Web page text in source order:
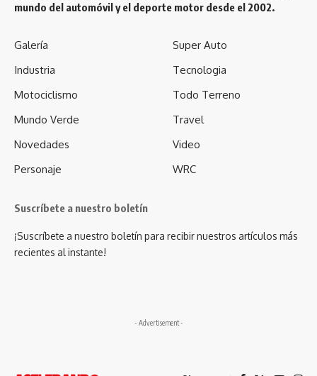
mundo del automóvil y el deporte motor desde el 2002.
Galería
Industria
Motociclismo
Mundo Verde
Novedades
Personaje
Super Auto
Tecnologia
Todo Terreno
Travel
Video
WRC
Suscríbete a nuestro boletín
¡Suscríbete a nuestro boletín para recibir nuestros artículos más
recientes al instante!
- Advertisement -